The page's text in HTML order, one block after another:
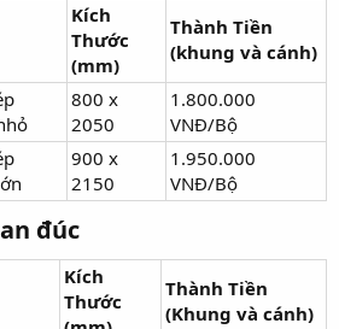
Kích
Thước
(mm)
Thành Tiền
(khung và cánh)
800 x
2050
1.800.000
VNĐ/Bộ
900 x
2150
1.950.000
VNĐ/Bộ
đúc​
Kích
Thước
Thành Tiền
(Khung và cánh)